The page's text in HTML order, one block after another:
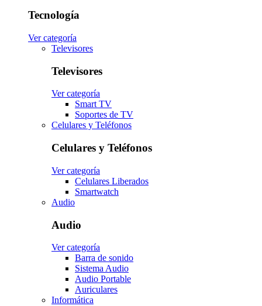
Tecnología
Ver categoría
Televisores
Televisores
Ver categoría
Smart TV
Soportes de TV
Celulares y Teléfonos
Celulares y Teléfonos
Ver categoría
Celulares Liberados
Smartwatch
Audio
Audio
Ver categoría
Barra de sonido
Sistema Audio
Audio Portable
Auriculares
Informática